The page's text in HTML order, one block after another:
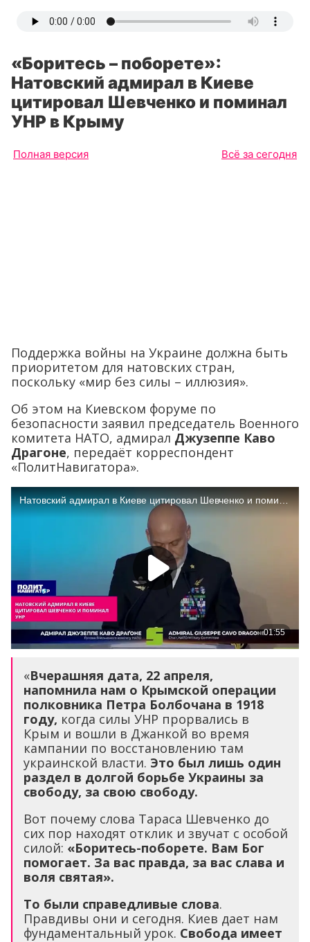
«Боритесь – поборете»:
Натовский адмирал в Киеве
цитировал Шевченко и поминал
УНР в Крыму
Полная версия Всё за сегодня
Поддержка войны на Украине должна быть
приоритетом для натовских стран,
поскольку «мир без силы – иллюзия».
Об этом на Киевском форуме по
безопасности заявил председатель Военного
комитета НАТО, адмирал Джузеппе Каво
Драгоне, передаёт корреспондент
«ПолитНавигатора».
«Вчерашняя дата, 22 апреля,
напомнила нам о Крымской операции
полковника Петра Болбочана в 1918
году, когда силы УНР прорвались в
Крым и вошли в Джанкой во время
кампании по восстановлению там
украинской власти. Это был лишь один
раздел в долгой борьбе Украины за
свободу, за свою свободу.
Вот почему слова Тараса Шевченко до
сих пор находят отклик и звучат с особой
силой: «Боритесь-поборете. Вам Бог
помогает. За вас правда, за вас слава и
воля святая».
То были справедливые слова.
Правдивы они и сегодня. Киев дает нам
фундаментальный урок. Свобода имеет